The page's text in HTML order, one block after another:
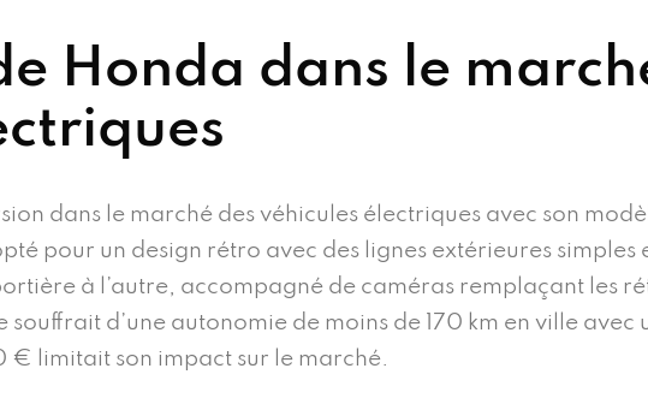
Honda dans le
dans le marché des véhicules électriques avec son
pour un design rétro avec des lignes extérieures simples
à l’autre, accompagné de caméras remplaçant les
d’une autonomie de moins de 170 km en ville avec
€ limitait son impact sur le marché.